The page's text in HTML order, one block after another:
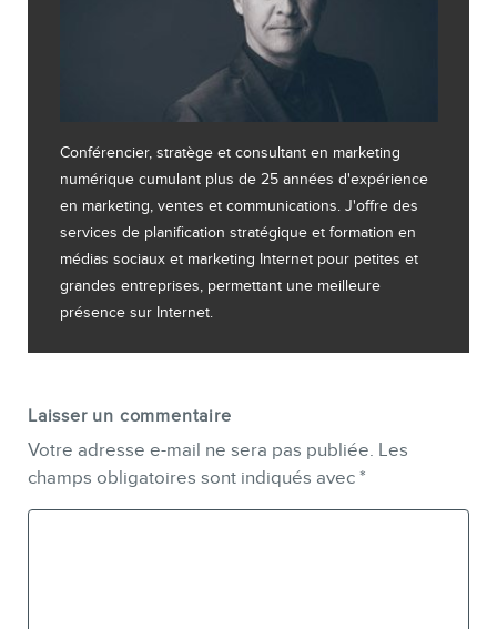
Conférencier, stratège et consultant en marketing
numérique cumulant plus de 25 années d'expérience
en marketing, ventes et communications. J'offre des
services de planification stratégique et formation en
médias sociaux et marketing Internet pour petites et
grandes entreprises, permettant une meilleure
présence sur Internet.
Laisser un commentaire
Votre adresse e-mail ne sera pas publiée. Les
champs obligatoires sont indiqués avec *